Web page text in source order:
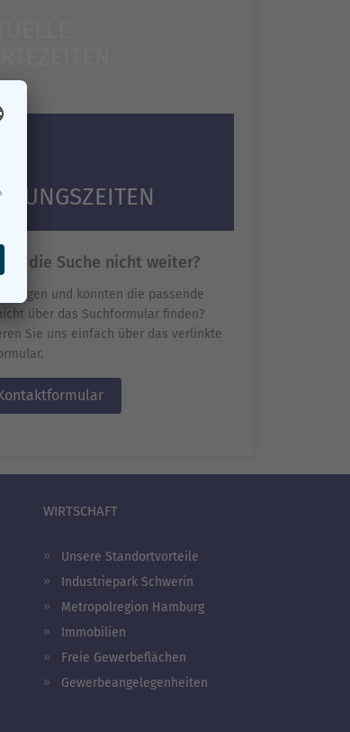
die Suche nicht weiter?
Fragen und konnten die passende
über das Suchformular finden?
Sie uns einfach über das verlinkte
WIRTSCHAFT
Unsere Standortvorteile
Industriepark Schwerin
Metropolregion Hamburg
Immobilien
Freie Gewerbeflächen
Gewerbeangelegenheiten